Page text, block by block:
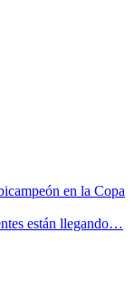
en la Copa
están llegando…